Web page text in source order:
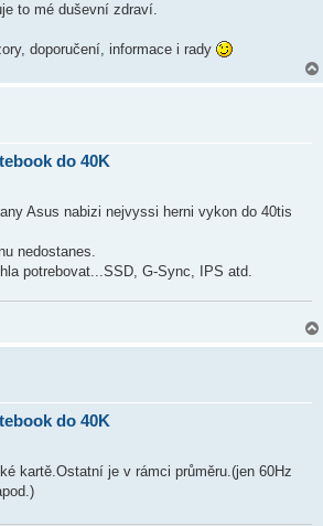
to mé duševní zdraví.
doporučení, informace i rady
do 40K
Asus nabizi nejvyssi herni vykon do 40tis
nedostanes.
potrebovat...SSD, G-Sync, IPS atd.
do 40K
kartě.Ostatní je v rámci průměru.(jen 60Hz